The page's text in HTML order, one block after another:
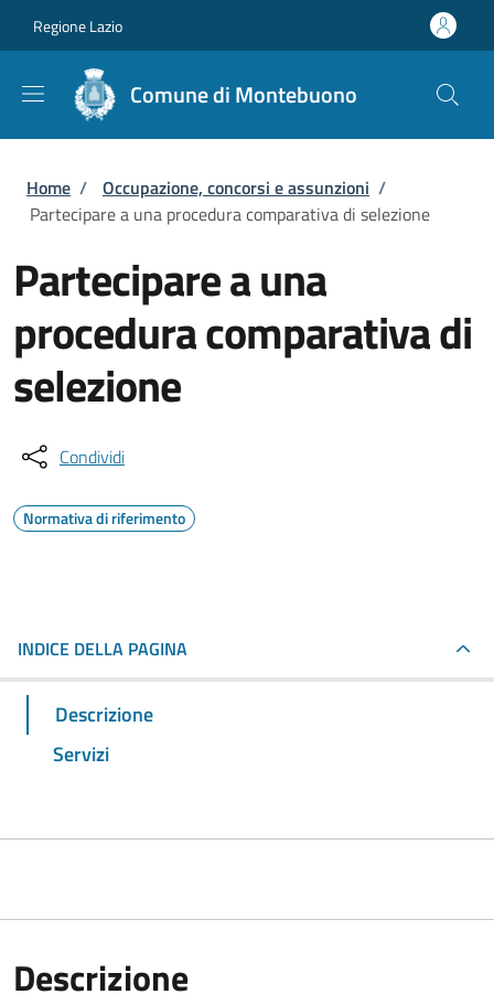
Regione Lazio
Comune di Montebuono
Briciole di pane
Home / Occupazione, concorsi e assunzioni /
Partecipare a una procedura comparativa di selezione
Partecipare a una
procedura comparativa di
selezione
Condividi
Normativa di riferimento
INDICE DELLA PAGINA
Descrizione
Servizi
Descrizione